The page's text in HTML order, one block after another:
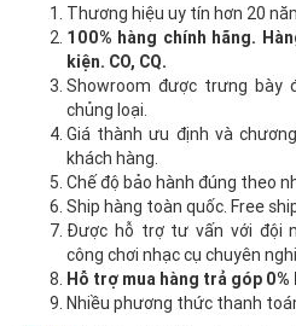
Thương hiệu uy tín hơn 20
100% hàng chính hãng.
kiện. CO, CQ.
Showroom được trưng bày
chủng loại.
Giá thành ưu định và
khách hàng.
Chế độ bảo hành đúng theo
Ship hàng toàn quốc. Free
Được hỗ trợ tư vấn với đội
công chơi nhạc cụ chuyên
Hỗ trợ mua hàng trả góp 0%
Nhiều phương thức thanh